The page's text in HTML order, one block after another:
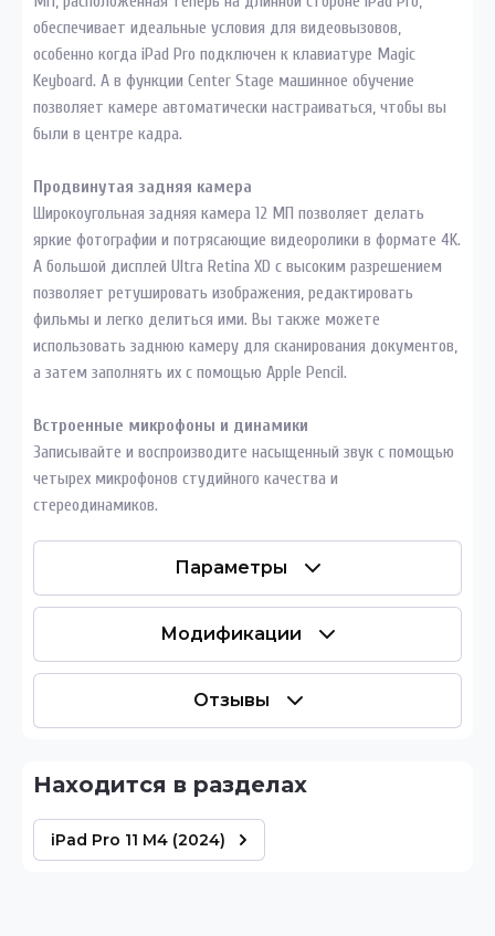
обеспечивает идеальные условия для видеовызовов,
особенно когда iPad Pro подключен к клавиатуре Magic
Keyboard. А в функции Center Stage машинное обучение
позволяет камере автоматически настраиваться, чтобы вы
были в центре кадра.
Продвинутая задняя камера
Широкоугольная задняя камера 12 МП позволяет делать
яркие фотографии и потрясающие видеоролики в формате 4K.
А большой дисплей Ultra Retina XD с высоким разрешением
позволяет ретушировать изображения, редактировать
фильмы и легко делиться ими. Вы также можете
использовать заднюю камеру для сканирования документов,
а затем заполнять их с помощью Apple Pencil.
Встроенные микрофоны и динамики
Записывайте и воспроизводите насыщенный звук с помощью
четырех микрофонов студийного качества и
стереодинамиков.
Параметры
Модификации
Отзывы
Находится в разделах
iPad Pro 11 M4 (2024)